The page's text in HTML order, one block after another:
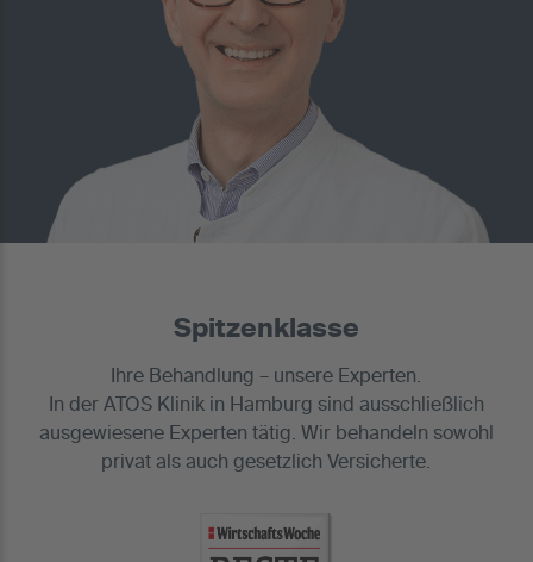
Spitzenklasse
Ihre Behandlung – unsere Experten.
In der ATOS Klinik in Hamburg sind ausschließlich
ausgewiesene Experten tätig. Wir behandeln sowohl
privat als auch gesetzlich Versicherte.